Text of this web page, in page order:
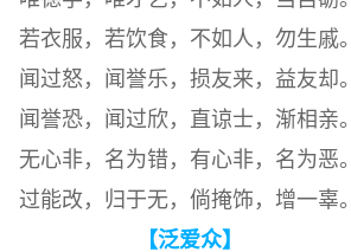
若衣服，若饮食，不如人，勿生戚。
闻过怒，闻誉乐，损友来，益友却。
闻誉恐，闻过欣，直谅士，渐相亲。
无心非，名为错，有心非，名为恶。
过能改，归于无，倘掩饰，增一辜。
【泛爱众】